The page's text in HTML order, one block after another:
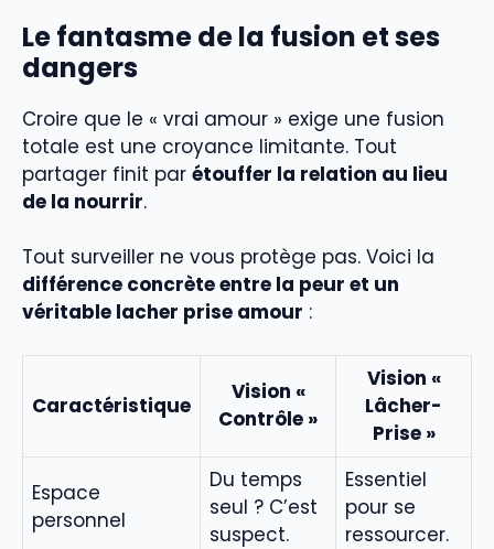
Le fantasme de la fusion et ses
dangers
Croire que le « vrai amour » exige une fusion
totale est une croyance limitante. Tout
partager finit par étouffer la relation au lieu
de la nourrir.
Tout surveiller ne vous protège pas. Voici la
différence concrète entre la peur et un
véritable lacher prise amour :
Caractéristique
Vision «
Contrôle »
Vision «
Lâcher-
Prise »
Espace
personnel
Du temps
seul ? C’est
suspect.
Essentiel
pour se
ressourcer.